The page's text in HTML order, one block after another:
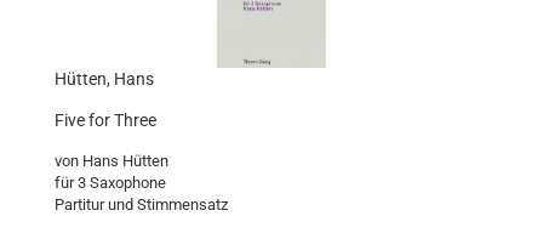
Hütten, Hans
Five for Three
von Hans Hütten
für 3 Saxophone
Partitur und Stimmensatz